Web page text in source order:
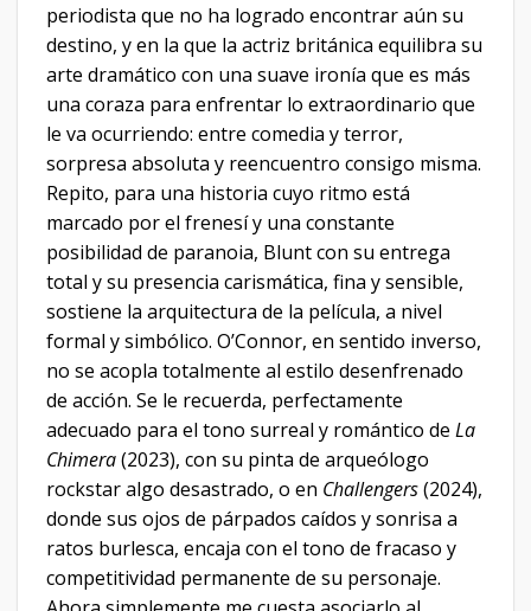
periodista que no ha logrado encontrar aún su
destino, y en la que la actriz británica equilibra su
arte dramático con una suave ironía que es más
una coraza para enfrentar lo extraordinario que
le va ocurriendo: entre comedia y terror,
sorpresa absoluta y reencuentro consigo misma.
Repito, para una historia cuyo ritmo está
marcado por el frenesí y una constante
posibilidad de paranoia, Blunt con su entrega
total y su presencia carismática, fina y sensible,
sostiene la arquitectura de la película, a nivel
formal y simbólico. O’Connor, en sentido inverso,
no se acopla totalmente al estilo desenfrenado
de acción. Se le recuerda, perfectamente
adecuado para el tono surreal y romántico de La
Chimera(2023), con su pinta de arqueólogo
rockstar algo desastrado, o en Challengers(2024),
donde sus ojos de párpados caídos y sonrisa a
ratos burlesca, encaja con el tono de fracaso y
competitividad permanente de su personaje.